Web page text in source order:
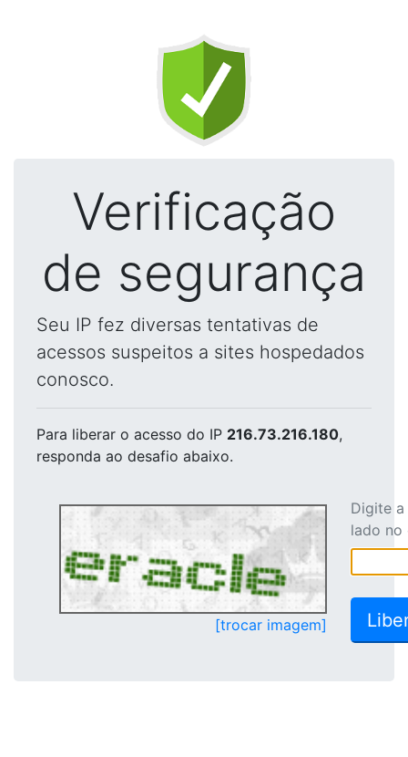
Verificação
de segurança
Seu IP fez diversas tentativas de
acessos suspeitos a sites hospedados
conosco.
Para liberar o acesso do IP 216.73.216.180,
responda ao desafio abaixo.
[trocar imagem]
Digite
lado no